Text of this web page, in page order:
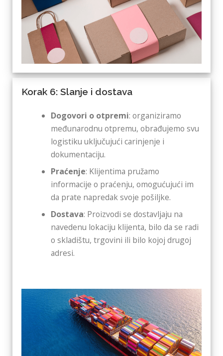
Korak 6: Slanje i dostava
Dogovori o otpremi: organiziramo
međunarodnu otpremu, obrađujemo svu
logistiku uključujući carinjenje i
dokumentaciju.
Praćenje: Klijentima pružamo
informacije o praćenju, omogućujući im
da prate napredak svoje pošiljke.
Dostava: Proizvodi se dostavljaju na
navedenu lokaciju klijenta, bilo da se radi
o skladištu, trgovini ili bilo kojoj drugoj
adresi.